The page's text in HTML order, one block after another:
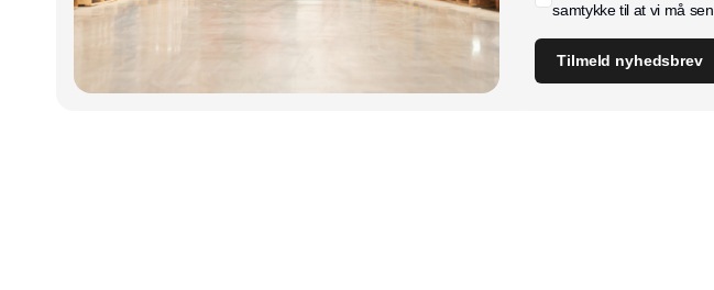
samtykke til at vi må
Tilmeld nyhedsbrev